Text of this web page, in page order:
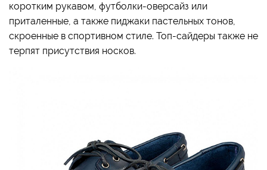
коротким рукавом, футболки-оверсайз или
приталенные, а также пиджаки пастельных тонов,
скроенные в спортивном стиле. Топ-сайдеры также не
терпят присутствия носков.